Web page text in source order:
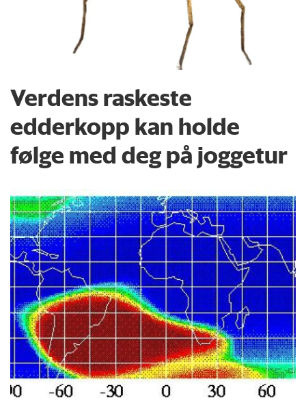
Verdens raskeste
edderkopp kan holde
følge med deg på joggetur